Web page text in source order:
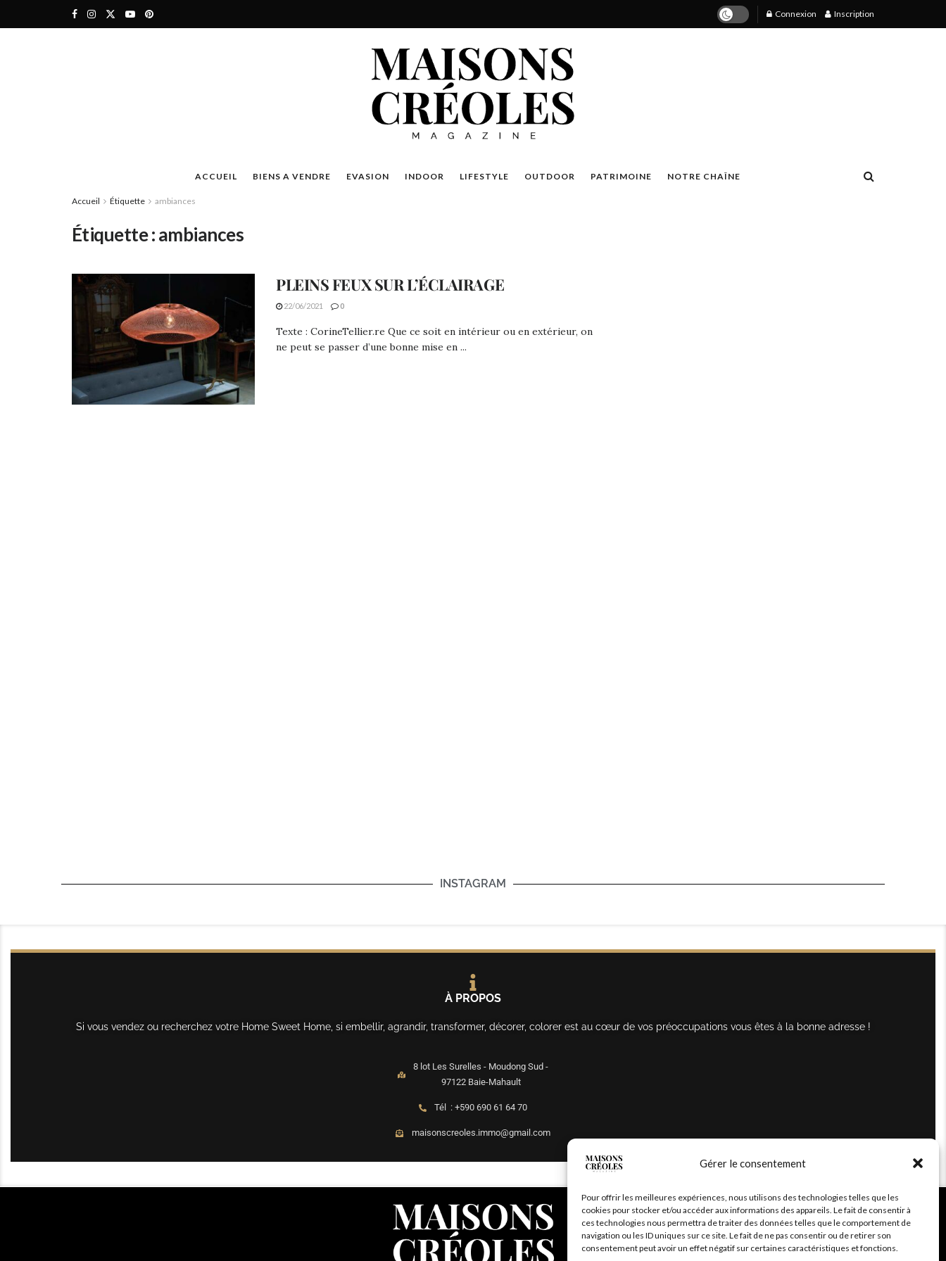
Gérer le consentement
Pour offrir les meilleures expériences, nous utilisons des technologies telles que les
cookies pour stocker et/ou accéder aux informations des appareils. Le fait de consentir à
ces technologies nous permettra de traiter des données telles que le comportement de
navigation ou les ID uniques sur ce site. Le fait de ne pas consentir ou de retirer son
consentement peut avoir un effet négatif sur certaines caractéristiques et fonctions.
Connexion Inscription
ACCUEIL BIENS A VENDRE EVASION INDOOR LIFESTYLE OUTDOOR PATRIMOINE NOTRE CHAÎNE
Accueil Étiquette ambiances
Étiquette :ambiances
PLEINS FEUX SUR L’ÉCLAIRAGE
22/06/2021 0
Texte : CorineTellier.re Que ce soit en intérieur ou en extérieur, on
ne peut se passer d’une bonne mise en ...
INSTAGRAM
À PROPOS
Si vous vendez ou recherchez votre Home Sweet Home, si embellir, agrandir, transformer, décorer, colorer est au cœur de vos préoccupations vous êtes à la bonne adresse !
8 lot Les Surelles - Moudong Sud -
97122 Baie-Mahault
Tél : +590 690 61 64 70
maisonscreoles.immo@gmail.com